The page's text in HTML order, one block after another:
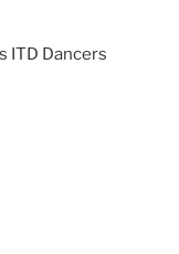
ITD Dancers